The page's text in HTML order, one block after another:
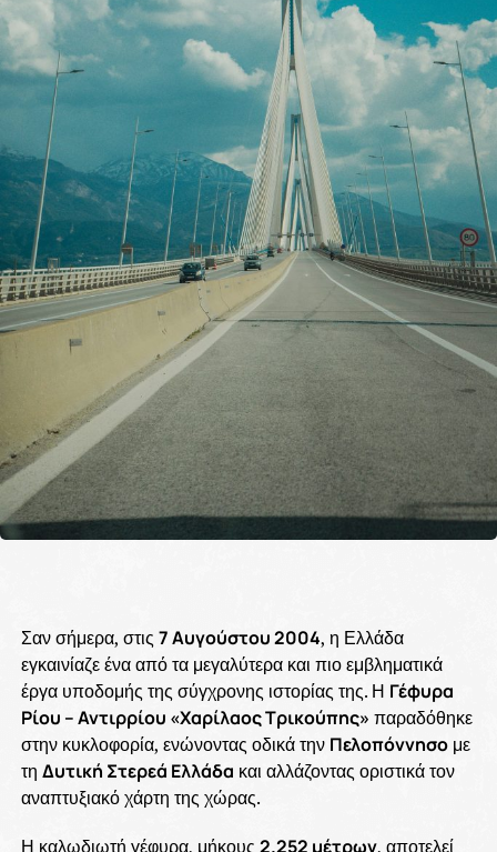
Σαν σήμερα, στις 7 Αυγούστου 2004, η Ελλάδα
εγκαινίαζε ένα από τα μεγαλύτερα και πιο εμβληματικά
έργα υποδομής της σύγχρονης ιστορίας της. Η Γέφυρα
Ρίου – Αντιρρίου «Χαρίλαος Τρικούπης» παραδόθηκε
στην κυκλοφορία, ενώνοντας οδικά την Πελοπόννησομε
τη Δυτική Στερεά Ελλάδα και αλλάζοντας οριστικά τον
αναπτυξιακό χάρτη της χώρας.
Η καλωδιωτή γέφυρα, μήκους 2.252 μέτρων, αποτελεί